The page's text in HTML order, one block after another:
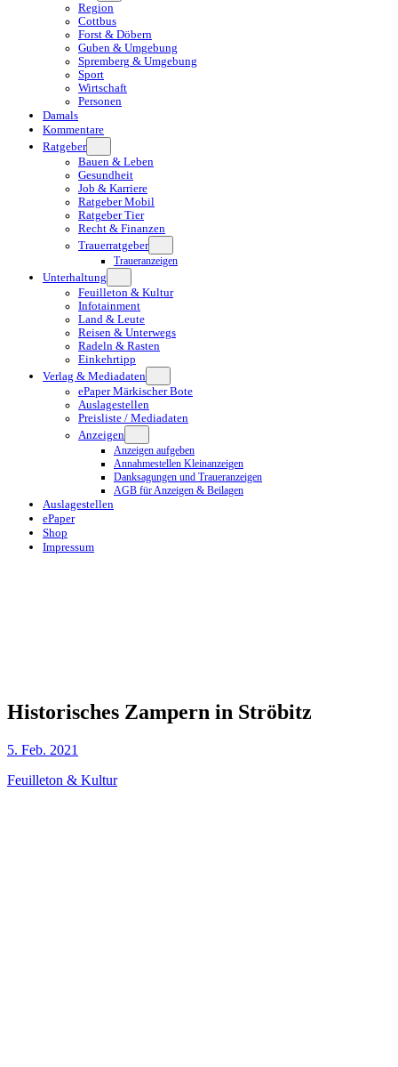
Region
Cottbus
Forst & Döbern
Guben & Umgebung
Spremberg & Umgebung
Sport
Wirtschaft
Personen
Damals
Kommentare
Ratgeber
Bauen & Leben
Gesundheit
Job & Karriere
Ratgeber Mobil
Ratgeber Tier
Recht & Finanzen
Trauerratgeber
Traueranzeigen
Unterhaltung
Feuilleton & Kultur
Infotainment
Land & Leute
Reisen & Unterwegs
Radeln & Rasten
Einkehrtipp
Verlag & Mediadaten
ePaper Märkischer Bote
Auslagestellen
Preisliste / Mediadaten
Anzeigen
Anzeigen aufgeben
Annahmestellen Kleinanzeigen
Danksagungen und Traueranzeigen
AGB für Anzeigen & Beilagen
Auslagestellen
ePaper
Shop
Impressum
Historisches Zampern in Ströbitz
5. Feb. 2021
Feuilleton & Kultur